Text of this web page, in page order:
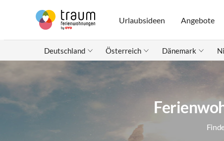
Urlaubsideen Angebote
Deutschland Österreich Dänemark